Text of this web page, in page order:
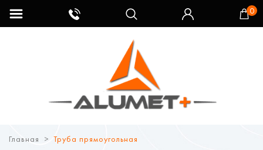
0
Главная Труба прямоугольная